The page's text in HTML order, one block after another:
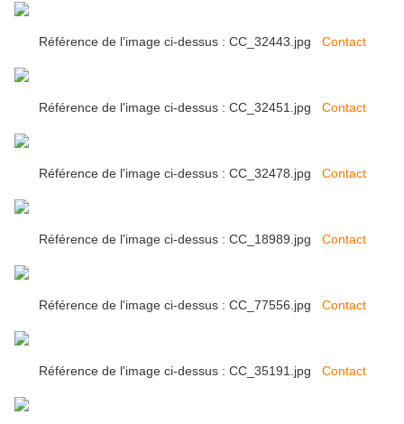
Référence de l'image ci-dessus : CC_32443.jpg Contact
Référence de l'image ci-dessus : CC_32451.jpg Contact
Référence de l'image ci-dessus : CC_32478.jpg Contact
Référence de l'image ci-dessus : CC_18989.jpg Contact
Référence de l'image ci-dessus : CC_77556.jpg Contact
Référence de l'image ci-dessus : CC_35191.jpg Contact